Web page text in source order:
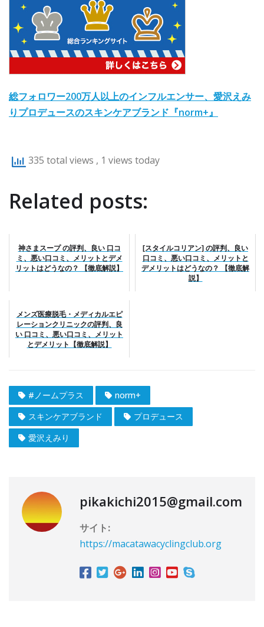
総フォロワー200万人以上のインフルエンサー、愛沢えみ
りプロデュースのスキンケアブランド『norm+』
335 total views , 1 views today
Related posts:
神さまスープ の評判、良い 口コ
ミ、悪い口コミ、メリットとデメ
リットはどうなの？ 【徹底解説】
[スタイルコリアン] の評判、良い
口コミ、悪い口コミ、メリットと
デメリットはどうなの？ 【徹底解
説】
メンズ医療脱毛・メディカルエピ
レーションクリニックの評判、良
い 口コミ、悪い口コミ、メリット
とデメリット【徹底解説】
#ノームプラス
norm+
スキンケアブランド
プロデュース
愛沢えみり
pikakichi2015@gmail.com
サイト:
https://macatawacyclingclub.org